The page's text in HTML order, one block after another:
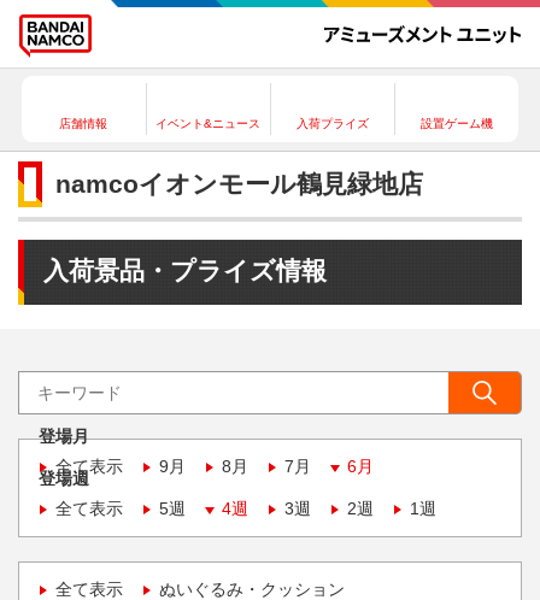
店舗情報 イベント&ニュース 入荷プライズ 設置ゲーム機
namcoイオンモール鶴見緑地店
入荷景品・プライズ情報
登場月
全て表示
9月 8月 7月 6月
登場週
全て表示
5週 4週 3週 2週 1週
全て表示 ぬいぐるみ・クッション